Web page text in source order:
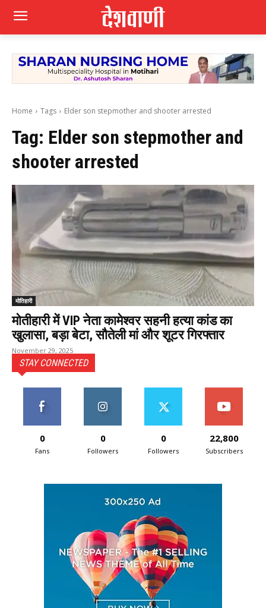
Home Tags Elder son stepmother and shooter arrested
Tag: Elder son stepmother and
shooter arrested
मोतिहारी
मोतीहारी में VIP नेता कामेश्वर सहनी हत्या कांड का
खुलासा, बड़ा बेटा, सौतेली मां और शूटर गिरफ्तार
November 29, 2025
STAY CONNECTED
0
Fans
0
Followers
0
Followers
22,800
Subscribers